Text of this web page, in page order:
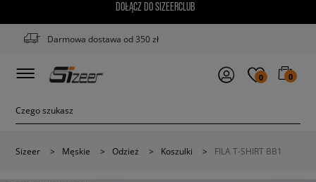
DOŁĄCZ DO SIZEERCLUB
Darmowa dostawa od 350 zł
0 0
Sizeer > Męskie > Odzież > Koszulki > FILA T-SHIRT BB1